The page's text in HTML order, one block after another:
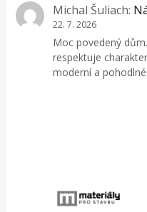
Michal Šuliach:
22. 7. 2026
Moc povedený
respektuje
moderní a